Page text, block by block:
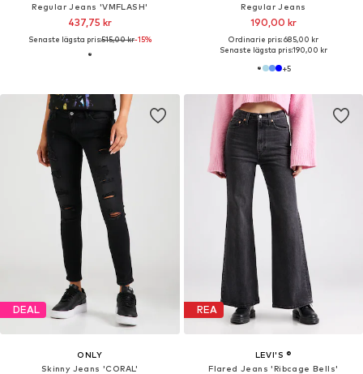
Regular Jeans 'VMFLASH'
437,75 kr
Senaste lägsta pris:515,00 kr-15%
Regular Jeans
190,00 kr
Ordinarie pris: 685,00 kr
Senaste lägsta pris:190,00 kr
+5
DEAL
ONLY
Skinny Jeans 'CORAL'
REA
LEVI'S ®
Flared Jeans 'Ribcage Bells'